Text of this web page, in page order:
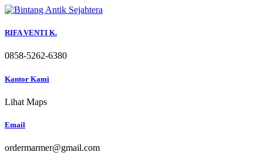
Skip
content
RIFA VENTI K.
0858-5262-6380
Kantor Kami
Lihat Maps
Email
ordermarmer@gmail.com